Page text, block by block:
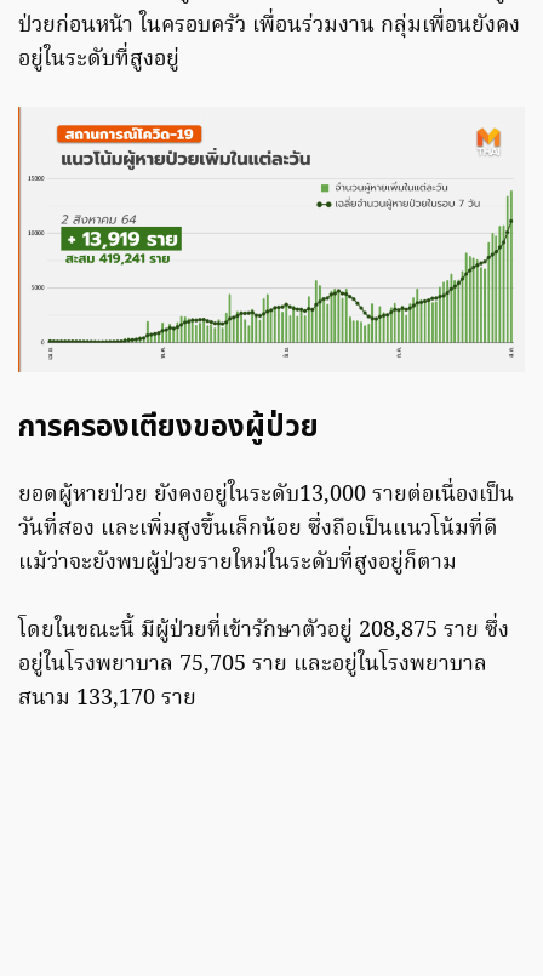
ป่วยก่อนหน้า ในครอบครัว เพื่อนร่วมงาน กลุ่มเพื่อนยังคง
อยู่ในระดับที่สูงอยู่
การครองเตียงของผู้ป่วย
ยอดผู้หายป่วย ยังคงอยู่ในระดับ13,000 รายต่อเนื่องเป็น
วันที่สอง และเพิ่มสูงขึ้นเล็กน้อย ซึ่งถือเป็นแนวโน้มที่ดี
แม้ว่าจะยังพบผู้ป่วยรายใหม่ในระดับที่สูงอยู่ก็ตาม
โดยในขณะนี้ มีผู้ป่วยที่เข้ารักษาตัวอยู่ 208,875 ราย ซึ่ง
อยู่ในโรงพยาบาล 75,705 ราย และอยู่ในโรงพยาบาล
สนาม 133,170 ราย